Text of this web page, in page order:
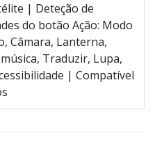
| Deteção de
do botão Ação: Modo
Câmara, Lanterna,
Traduzir, Lupa,
| Compatível